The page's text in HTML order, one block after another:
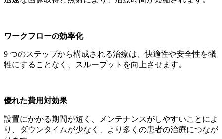
ワークフローの効率化
9 つのステップから構成される治療は、快適性や安全性を犠
牲にすることなく、スループットを向上させます。
優れた費用対効果
設置にかかる期間が短く、メンテナンスがしやすいことによ
り、ダウンタイムが少なく、より多くの患者の治療につなが